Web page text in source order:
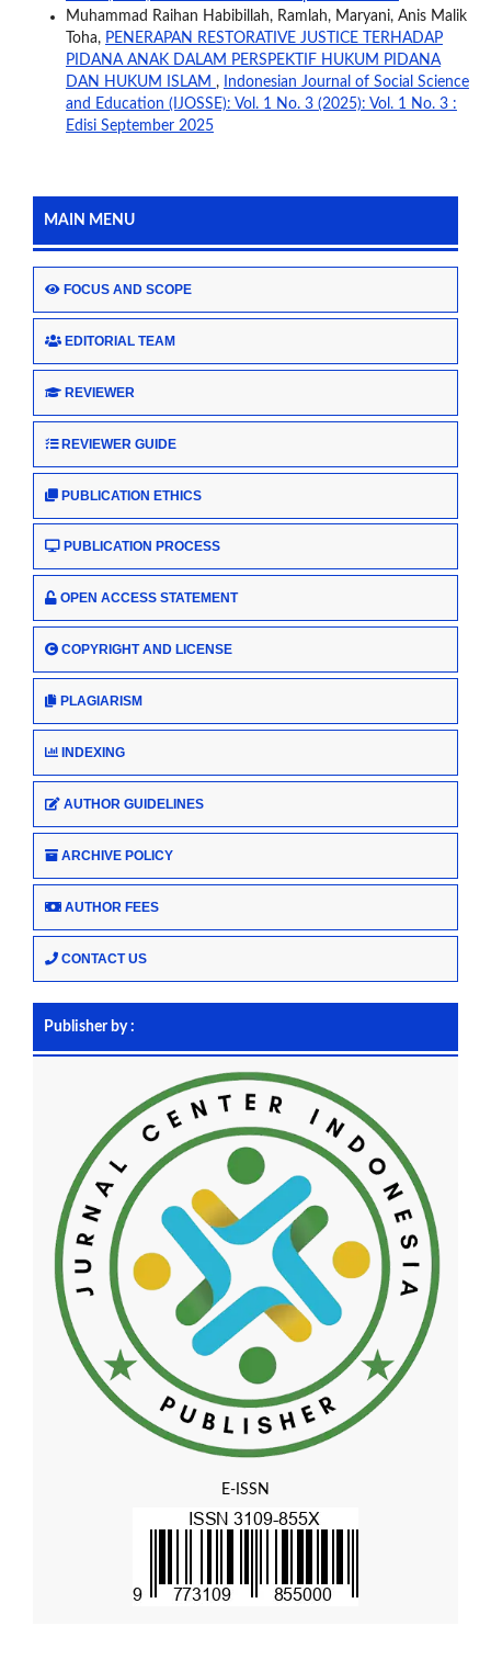
Muhammad Raihan Habibillah, Ramlah, Maryani, Anis Malik
Toha, PENERAPAN RESTORATIVE JUSTICE TERHADAP
PIDANA ANAK DALAM PERSPEKTIF HUKUM PIDANA
DAN HUKUM ISLAM ,
Indonesian Journal of Social Science
and Education (IJOSSE): Vol. 1 No. 3 (2025): Vol. 1 No. 3 :
Edisi September 2025
MAIN MENU
FOCUS AND SCOPE
EDITORIAL TEAM
REVIEWER
REVIEWER GUIDE
PUBLICATION ETHICS
PUBLICATION PROCESS
OPEN ACCESS STATEMENT
COPYRIGHT AND LICENSE
PLAGIARISM
INDEXING
AUTHOR GUIDELINES
ARCHIVE POLICY
AUTHOR FEES
CONTACT US
Publisher by :
E-ISSN